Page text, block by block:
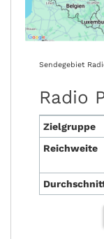
Sendegebiet
Radio
Zielgruppe
Reichweite